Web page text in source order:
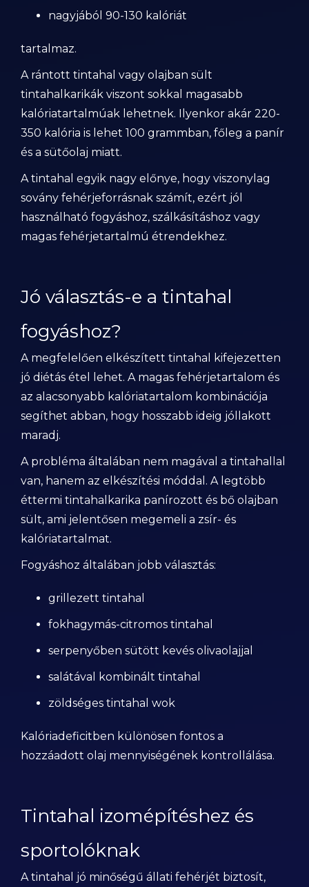
nagyjából 90-130 kalóriát
tartalmaz.
A rántott tintahal vagy olajban sült
tintahalkarikák viszont sokkal magasabb
kalóriatartalmúak lehetnek. Ilyenkor akár 220-
350 kalória is lehet 100 grammban, főleg a panír
és a sütőolaj miatt.
A tintahal egyik nagy előnye, hogy viszonylag
sovány fehérjeforrásnak számít, ezért jól
használható fogyáshoz, szálkásításhoz vagy
magas fehérjetartalmú étrendekhez.
Jó választás-e a tintahal
fogyáshoz?
A megfelelően elkészített tintahal kifejezetten
jó diétás étel lehet. A magas fehérjetartalom és
az alacsonyabb kalóriatartalom kombinációja
segíthet abban, hogy hosszabb ideig jóllakott
maradj.
A probléma általában nem magával a tintahallal
van, hanem az elkészítési móddal. A legtöbb
éttermi tintahalkarika panírozott és bő olajban
sült, ami jelentősen megemeli a zsír- és
kalóriatartalmat.
Fogyáshoz általában jobb választás:
grillezett tintahal
fokhagymás-citromos tintahal
serpenyőben sütött kevés olivaolajjal
salátával kombinált tintahal
zöldséges tintahal wok
Kalóriadeficitben különösen fontos a
hozzáadott olaj mennyiségének kontrollálása.
Tintahal izomépítéshez és
sportolóknak
A tintahal jó minőségű állati fehérjét biztosít,